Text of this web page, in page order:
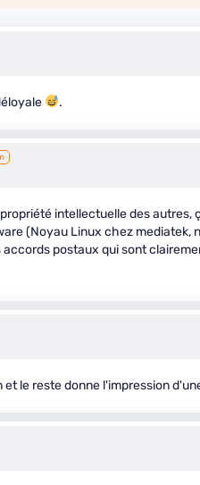
.
intellectuelle des autres,
(Noyau Linux chez mediatek,
accords postaux qui sont
le reste donne l'impression